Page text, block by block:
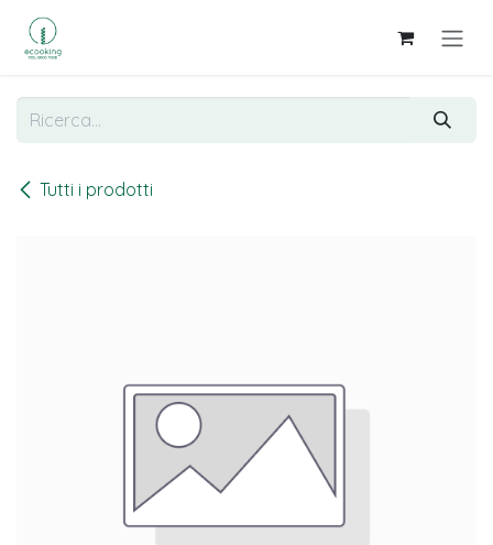
Passa al contenuto
Tutti i prodotti